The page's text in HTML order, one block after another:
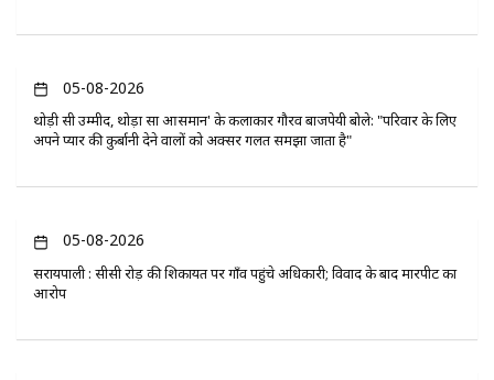
05-08-2026
थोड़ी सी उम्मीद, थोड़ा सा आसमान' के कलाकार गौरव बाजपेयी बोले: "परिवार के लिए
अपने प्यार की कुर्बानी देने वालों को अक्सर गलत समझा जाता है"
05-08-2026
सरायपाली : सीसी रोड़ की शिकायत पर गाँव पहुंचे अधिकारी; विवाद के बाद मारपीट का
आरोप